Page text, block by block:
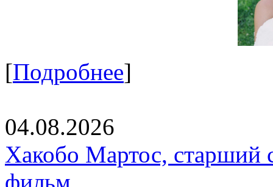
[Подробнее]
04.08.2026
Хакобо Мартос, старший